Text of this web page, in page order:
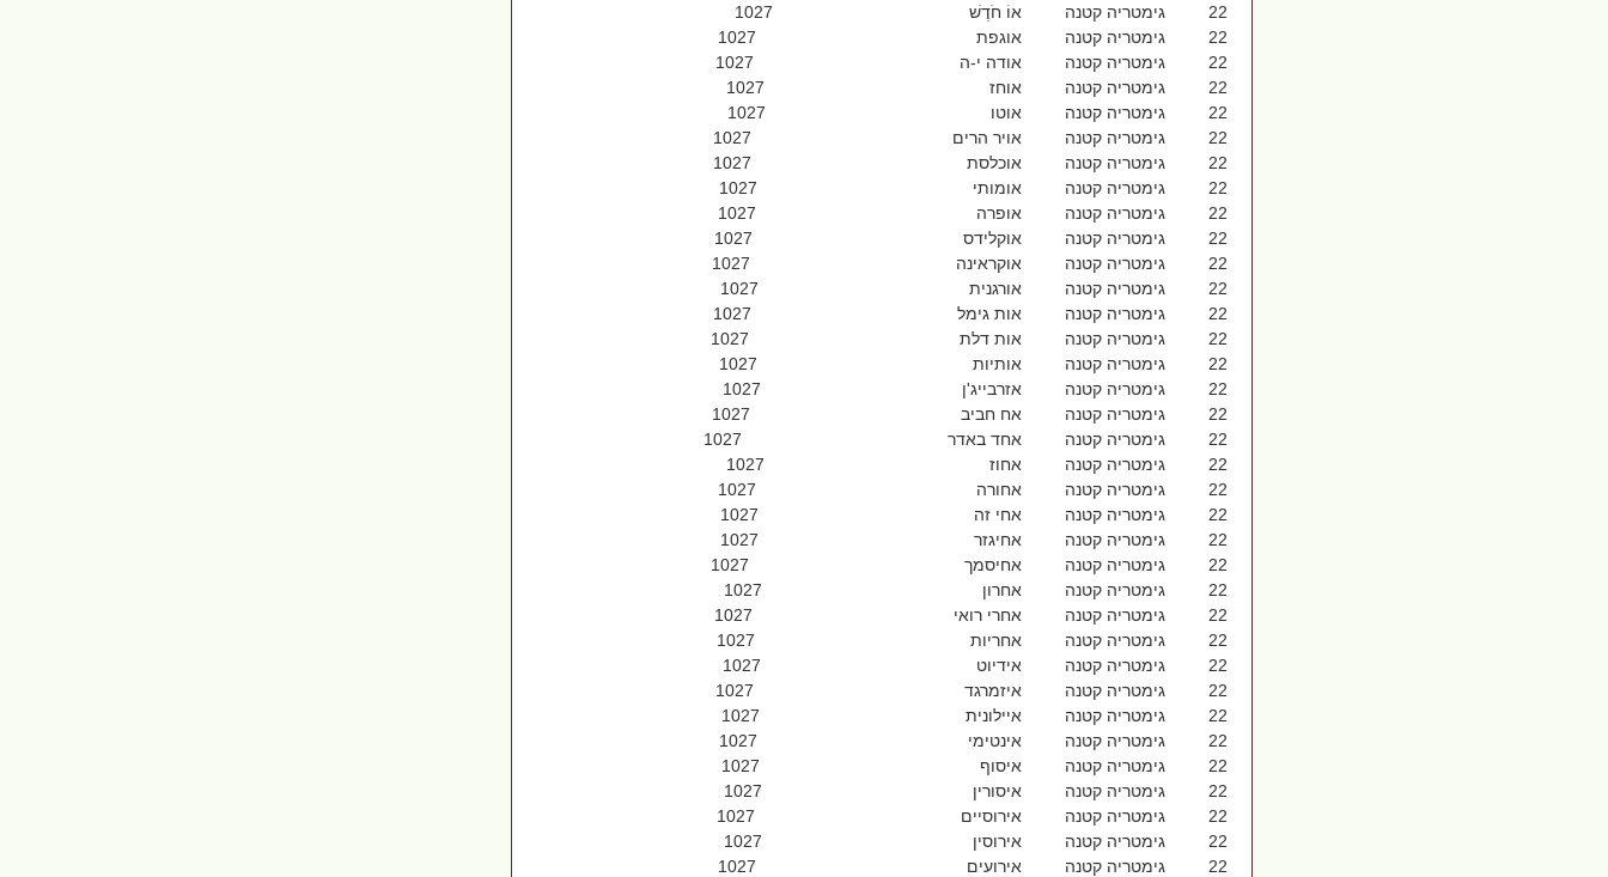
22 גימטריה קטנה אוֹ חֹדֶשׁ 1027
22 גימטריה קטנה אוגפת 1027
22 גימטריה קטנה אודה י-ה 1027
22 גימטריה קטנה אוחז 1027
22 גימטריה קטנה אוטו 1027
22 גימטריה קטנה אויר הרים 1027
22 גימטריה קטנה אוכלסת 1027
22 גימטריה קטנה אומותי 1027
22 גימטריה קטנה אופרה 1027
22 גימטריה קטנה אוקלידס 1027
22 גימטריה קטנה אוקראינה 1027
22 גימטריה קטנה אורגנית 1027
22 גימטריה קטנה אות גימל 1027
22 גימטריה קטנה אות דלת 1027
22 גימטריה קטנה אותיות 1027
22 גימטריה קטנה אזרבייג'ן 1027
22 גימטריה קטנה אח חביב 1027
22 גימטריה קטנה אחד באדר 1027
22 גימטריה קטנה אחוז 1027
22 גימטריה קטנה אחורה 1027
22 גימטריה קטנה אחי זה 1027
22 גימטריה קטנה אחיגזר 1027
22 גימטריה קטנה אחיסמך 1027
22 גימטריה קטנה אחרון 1027
22 גימטריה קטנה אחרי רואי 1027
22 גימטריה קטנה אחריות 1027
22 גימטריה קטנה אידיוט 1027
22 גימטריה קטנה איזמרגד 1027
22 גימטריה קטנה איילונית 1027
22 גימטריה קטנה אינטימי 1027
22 גימטריה קטנה איסוף 1027
22 גימטריה קטנה איסורין 1027
22 גימטריה קטנה אירוסיים 1027
22 גימטריה קטנה אירוסין 1027
22 גימטריה קטנה אירועים 1027